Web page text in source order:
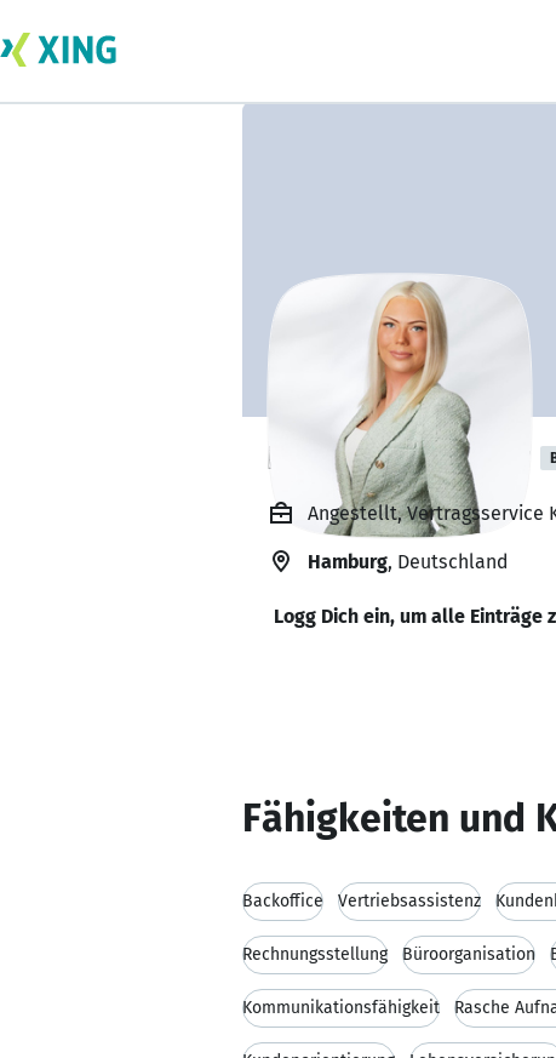
Hanna Siggelkow
Angestellt, Vertragsservice
Hamburg, Deutschland
Logg Dich ein, um alle Einträge
Fähigkeiten und
Backoffice Vertriebsassistenz
Rechnungsstellung Büroorganisation
Kommunikationsfähigkeit Rasche